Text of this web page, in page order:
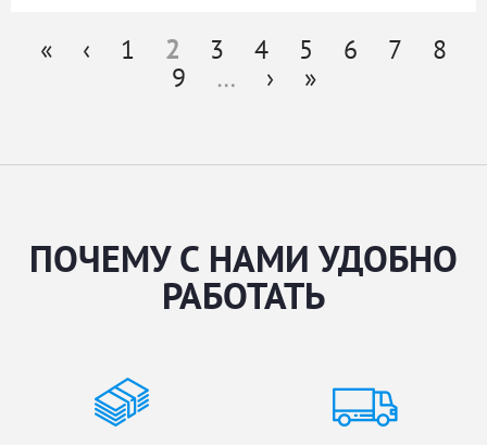
« ‹ 1 2 3 4 5 6 7
8
9
… › »
ПОЧЕМУ С НАМИ УДОБНО
РАБОТАТЬ